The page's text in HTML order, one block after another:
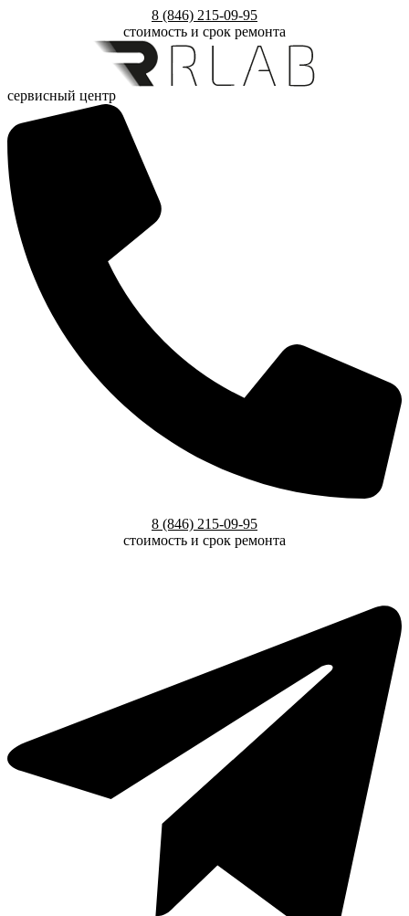
8 (846) 215-09-95
стоимость и срок ремонта
сервисный центр
8 (846) 215-09-95
стоимость и срок ремонта